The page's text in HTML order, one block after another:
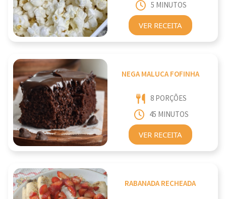
5 MINUTOS
VER RECEITA
NEGA MALUCA FOFINHA
8 PORÇÕES
45 MINUTOS
VER RECEITA
RABANADA RECHEADA